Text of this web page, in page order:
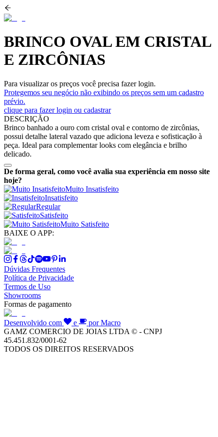
BRINCO OVAL EM CRISTAL
E ZIRCÔNIAS
Para visualizar os preços você precisa fazer login.
Protegemos seu negócio não exibindo os preços sem um cadastro
prévio.
clique para fazer login ou cadastrar
DESCRIÇÃO
Brinco banhado a ouro com cristal oval e contorno de zircônias,
possui detalhe lateral vazado que adiciona leveza e sofisticação à
peça. Ideal para complementar looks com elegância e brilho
delicado.
De forma geral, como você avalia sua experiência em nosso site
hoje?
Muito Insatisfeito
Insatisfeito
Regular
Satisfeito
Muito Satisfeito
BAIXE O APP:
Dúvidas Frequentes
Política de Privacidade
Termos de Uso
Showrooms
Formas de pagamento
Desenvolvido com e
por Macro
GAMZ COMERCIO DE JOIAS LTDA © - CNPJ
45.451.832/0001-62
TODOS OS DIREITOS RESERVADOS